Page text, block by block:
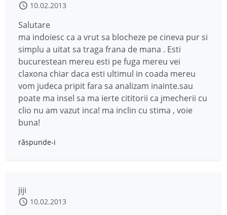
10.02.2013
Salutare
ma indoiesc ca a vrut sa blocheze pe cineva pur si
simplu a uitat sa traga frana de mana . Esti
bucurestean mereu esti pe fuga mereu vei
claxona chiar daca esti ultimul in coada mereu
vom judeca pripit fara sa analizam inainte.sau
poate ma insel sa ma ierte cititorii ca jmecherii cu
clio nu am vazut inca! ma inclin cu stima , voie
buna!
răspunde-i
jiji
10.02.2013